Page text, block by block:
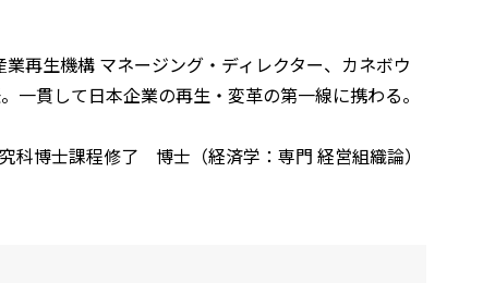
再生機構 マネージング・ディレクター、カネボウ
貫して日本企業の再生・変革の第一線に携わる。
博士課程修了 博士（経済学：専門 経営組織論）